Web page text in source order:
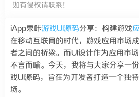
如有侵权请联系！
iApp果咔游戏UI源码分享：构建游戏
在移动互联网的时代，游戏应用市场
者之间的桥梁。而UI设计作为应用市
不言而喻。今天，我将与大家分享一
戏UI源码，旨在为开发者打造一个独
场。